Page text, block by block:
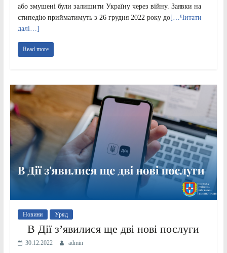
або змушені були залишити Україну через війну. Заявки на
стипедію прийматимуть з 26 грудня 2022 року до[…Читати
далі…]
Read more
Новини Уряд
В Дії з’явилися ще дві нові послуги
30.12.2022 admin